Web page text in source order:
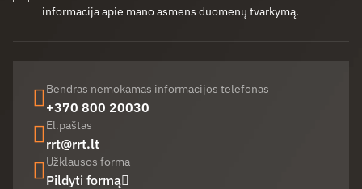
informacija apie mano asmens duomenų tvarkymą.
Bendras nemokamas informacijos telefonas
+370 800 20030
El.paštas
rrt@rrt.lt
Užklausos forma
Pildyti formą